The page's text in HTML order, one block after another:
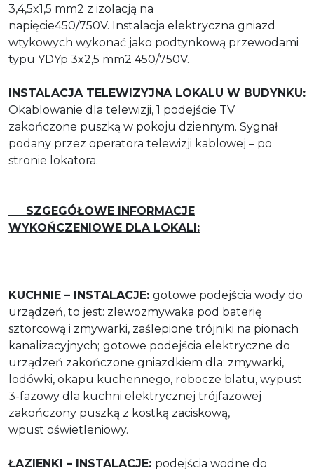
3,4,5x1,5 mm2 z izolacją na
napięcie450/750V. Instalacja elektryczna gniazd
wtykowych wykonać jako podtynkową przewodami
typu YDYp 3x2,5 mm2 450/750V.
INSTALACJA TELEWIZYJNA LOKALU W BUDYNKU:
Okablowanie dla telewizji, 1 podejście TV
zakończone puszką w pokoju dziennym. Sygnał
podany przez operatora telewizji kablowej – po
stronie lokatora.
SZGEGÓŁOWE INFORMACJE
WYKOŃCZENIOWE DLA LOKALI:
KUCHNIE – INSTALACJE: gotowe podejścia wody do
urządzeń, to jest: zlewozmywaka pod baterię
sztorcową i zmywarki, zaślepione trójniki na pionach
kanalizacyjnych; gotowe podejścia elektryczne do
urządzeń zakończone gniazdkiem dla: zmywarki,
lodówki, okapu kuchennego, robocze blatu, wypust
3-fazowy dla kuchni elektrycznej trójfazowej
zakończony puszką z kostką zaciskową,
wpust oświetleniowy.
ŁAZIENKI – INSTALACJE: podejścia wodne do